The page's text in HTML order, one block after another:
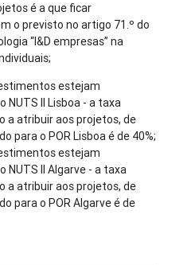
é a que ficar
o previsto no artigo 71.º do
“I&D empresas” na
estejam
NUTS II Lisboa - a taxa
a atribuir aos projetos, de
para o POR Lisboa é de 40%;
estejam
NUTS II Algarve - a taxa
a atribuir aos projetos, de
para o POR Algarve é de